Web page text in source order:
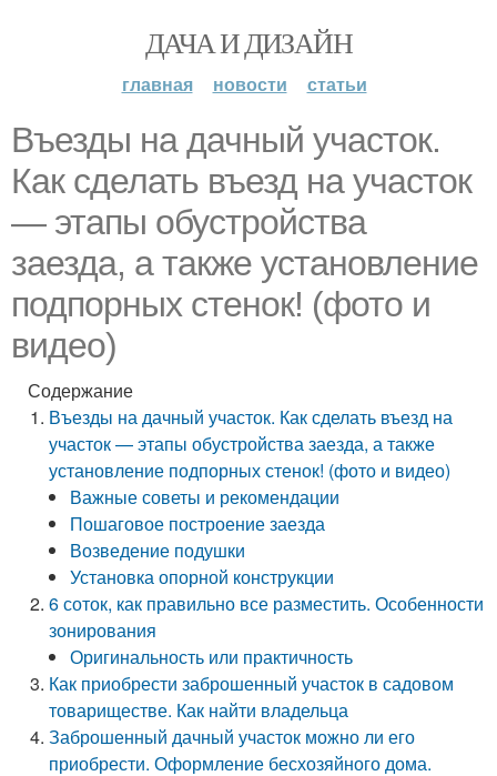
ДАЧА И ДИЗАЙН
главная новости статьи
Въезды на дачный участок.
Как сделать въезд на участок
— этапы обустройства
заезда, а также установление
подпорных стенок! (фото и
видео)
Содержание
Въезды на дачный участок. Как сделать въезд на
участок — этапы обустройства заезда, а также
установление подпорных стенок! (фото и видео)
Важные советы и рекомендации
Пошаговое построение заезда
Возведение подушки
Установка опорной конструкции
6 соток, как правильно все разместить. Особенности
зонирования
Оригинальность или практичность
Как приобрести заброшенный участок в садовом
товариществе. Как найти владельца
Заброшенный дачный участок можно ли его
приобрести. Оформление бесхозяйного дома.